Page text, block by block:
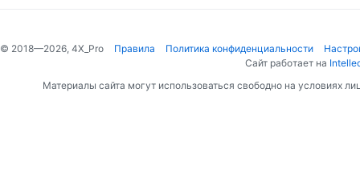
© 2018—2026, 4X_Pro Правила Политика конфиденциальности
Сайт работает на
Материалы сайта могут использоваться свободно на условиях